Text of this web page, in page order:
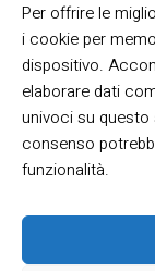
Per offrire le
i cookie per
dispositivo.
elaborare dati
univoci su
consenso
funzionalità.